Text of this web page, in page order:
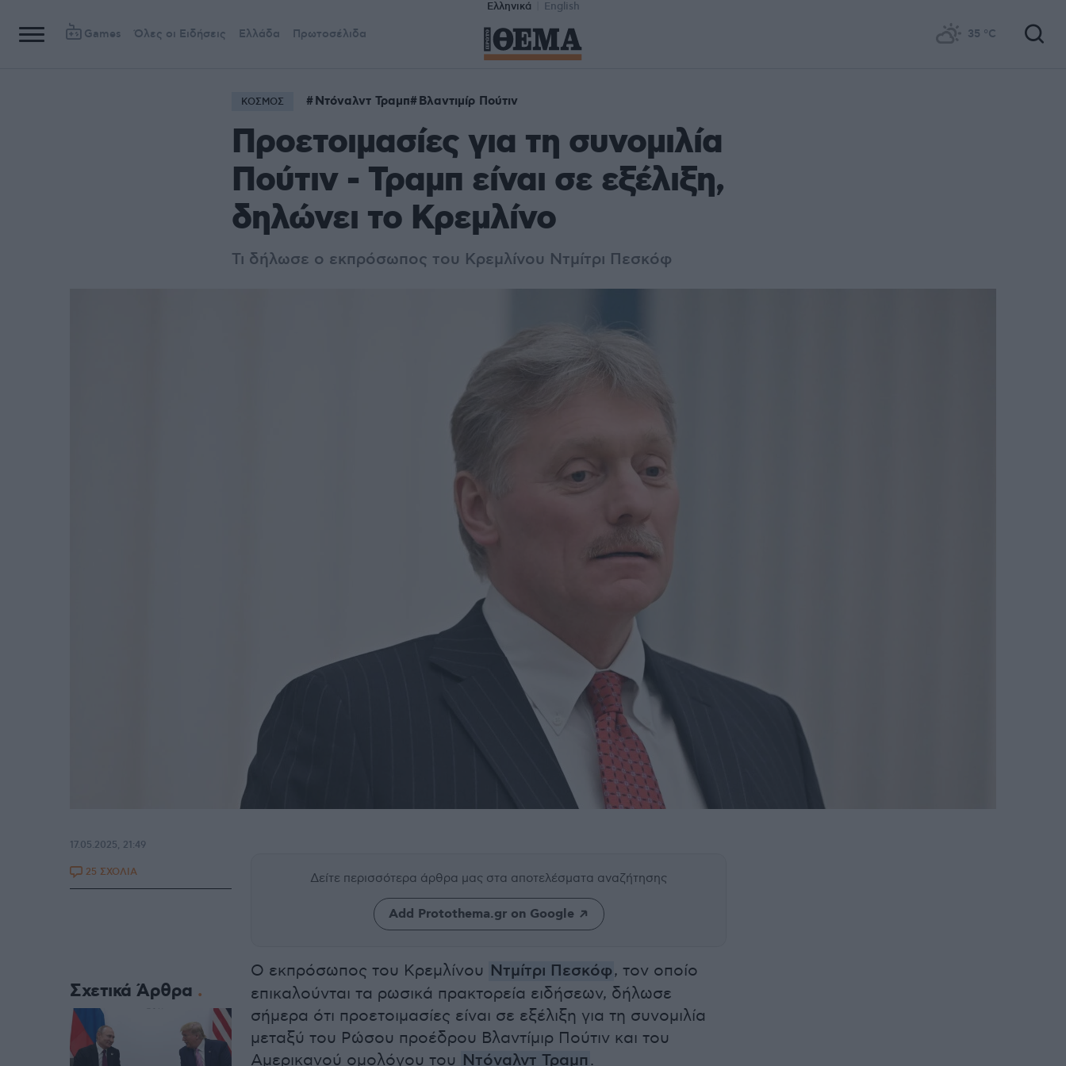
Ελληνικά English
Games Όλες οι Ειδήσεις Ελλάδα Πρωτοσέλιδα 35 °C
ΚΟΣΜΟΣ Ντόναλντ Τραμπ Βλαντιμίρ Πούτιν
Προετοιμασίες για τη συνομιλία
Πούτιν - Τραμπ είναι σε εξέλιξη,
δηλώνει το Κρεμλίνο
Τι δήλωσε ο εκπρόσωπος του Κρεμλίνου Ντμίτρι Πεσκόφ
Δείτε περισσότερα άρθρα μας στα αποτελέσματα αναζήτησης
Add Protothema.gr on Google
Ο εκπρόσωπος του Κρεμλίνου Ντμίτρι Πεσκόφ, τον οποίο
επικαλούνται τα ρωσικά πρακτορεία ειδήσεων, δήλωσε
σήμερα ότι προετοιμασίες είναι σε εξέλιξη για τη συνομιλία
μεταξύ του Ρώσου προέδρου Βλαντίμιρ Πούτιν και του
Αμερικανού ομολόγου του Ντόναλντ Τραμπ .
17.05.2025, 21:49
25 ΣΧΟΛΙΑ
Σχετικά Άρθρα